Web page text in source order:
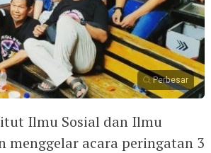
Perbesar
Ilmu Sosial dan Ilmu
menggelar acara peringatan 3